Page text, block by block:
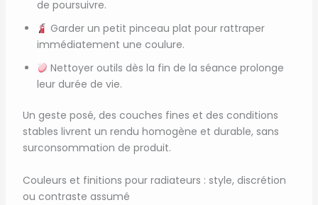
de poursuivre.
Garder un petit pinceau plat pour rattraper
immédiatement une coulure.
Nettoyer outils dès la fin de la séance prolonge
leur durée de vie.
Un geste posé, des couches fines et des conditions
stables livrent un rendu homogène et durable, sans
surconsommation de produit.
Couleurs et finitions pour radiateurs : style, discrétion
ou contraste assumé